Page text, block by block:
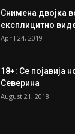
Снимена двојка
експлицитно
April 24, 2019
18+: Се појавија
Северина
August 21, 2018